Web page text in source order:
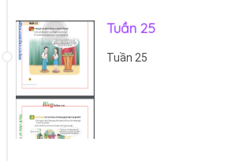
Tuần 25
Tuần 25